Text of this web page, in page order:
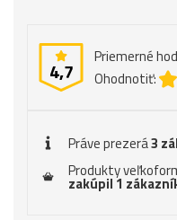
4,7
Priemerné
Ohodnotiť:
Práve prezerá3
Produkty
zakúpil 1